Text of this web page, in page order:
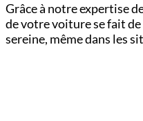
Grâce à notre expertise
de votre voiture se fait
sereine, même dans les